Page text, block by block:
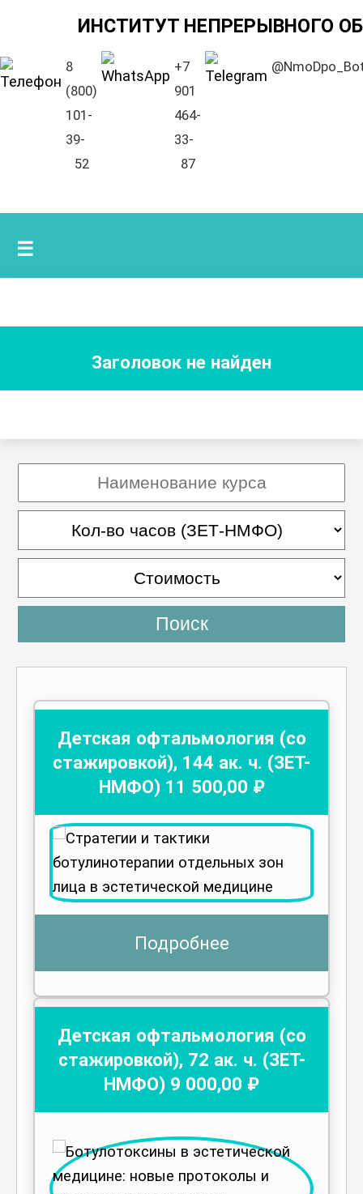
ИНСТИТУТ НЕПРЕРЫВНОГО
8
(800)
101-
39-
52
+7
901
464-
33-
87
☰
Заголовок не найден
Поиск
Детская офтальмология (со
стажировкой), 144 ак. ч. (ЗЕТ-
НМФО) 11 500,00 ₽
Подробнее
Детская офтальмология (со
стажировкой), 72 ак. ч. (ЗЕТ-
НМФО) 9 000,00 ₽